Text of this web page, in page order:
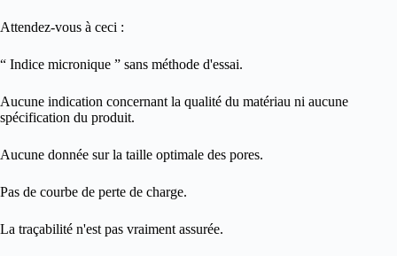
Attendez-vous à ceci :
“ Indice micronique ” sans méthode d'essai.
Aucune indication concernant la qualité du matériau ni aucune
spécification du produit.
Aucune donnée sur la taille optimale des pores.
Pas de courbe de perte de charge.
La traçabilité n'est pas vraiment assurée.